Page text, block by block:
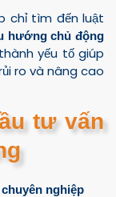
chỉ tìm đến luật
hướng chủ động
yếu tố giúp
ro và nâng cao
tư vấn
nghiệp